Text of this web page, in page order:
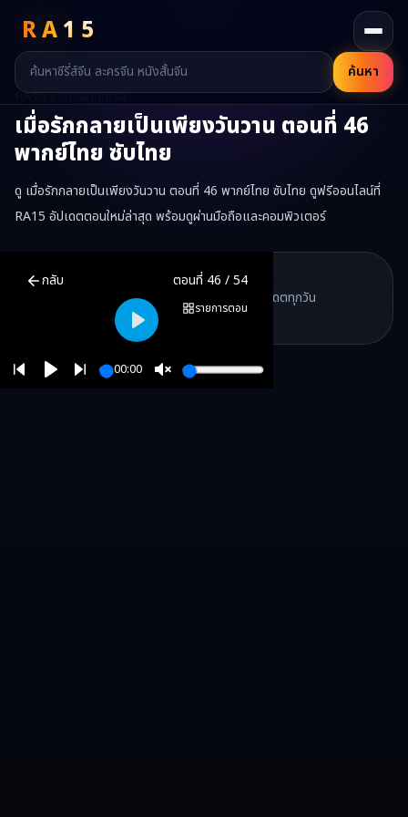
RA15
ค้นหา
RA15 / ตอนของซีรี่ส์
เมื่อรักกลายเป็นเพียงวันวาน ตอนที่ 46
พากย์ไทย ซับไทย
ดู เมื่อรักกลายเป็นเพียงวันวาน ตอนที่ 46 พากย์ไทย ซับไทย ดูฟรีออนไลน์ที่
RA15 อัปเดตตอนใหม่ล่าสุด พร้อมดูผ่านมือถือและคอมพิวเตอร์
กลับ ตอนที่ 46 /54
รายการตอน
00:00
Play
พากย์ไทย ซับไทย ดูฟรีออนไล
RA15 เป็นเว็บไซต์ดูซีรี่ส์จีนออนไลน์ฟรี ที่รวบรวมหนังจีน ละครจีน มิ
RA15 Drama
RA15 Drama
รวมซีรี่ส์จีน ละครสั้น หนังแนวตั้ง พากย์ไทย อัปเดตทุกวัน
RA15 Drama